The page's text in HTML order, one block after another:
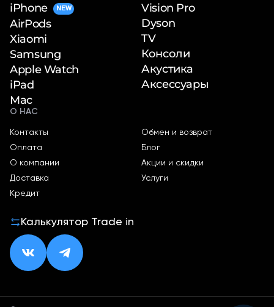
iPhone NEW
AirPods
Xiaomi
Samsung
Apple Watch
iPad
Mac
Vision Pro
Dyson
TV
Консоли
Акустика
Аксессуары
О НАС
Контакты
Оплата
О компании
Доставка
Кредит
Обмен и возврат
Блог
Акции и скидки
Услуги
Калькулятор Trade in